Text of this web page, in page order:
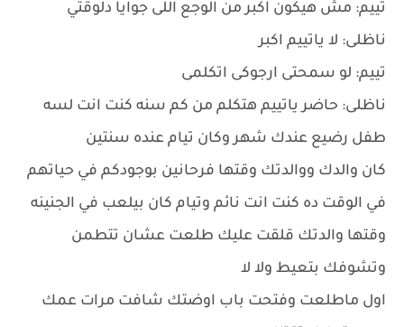
تييم: مش هيكون اكبر من الوجع اللى جوايا دلوقتي
ناظلى: لا ياتييم اكبر
تييم: لو سمحتى ارجوكى اتكلمى
ناظلى: حاضر ياتييم هتكلم من كم سنه كنت انت لسه
طفل رضيع عندك شهر وكان تيام عنده سنتين
كان والدك ووالدتك وقتها فرحانين بوجودكم في حياتهم
في الوقت ده كنت انت نائم وتيام كان بيلعب في الجنينه
وقتها والدتك قلقت عليك طلعت عشان تتطمن
وتشوفك بتعيط ولا لا
اول ماطلعت وفتحت باب اوضتك شافت مرات عمك